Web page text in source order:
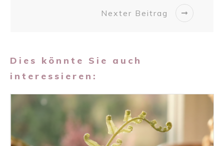
Nexter Beitrag
Dies könnte Sie auch
interessieren: